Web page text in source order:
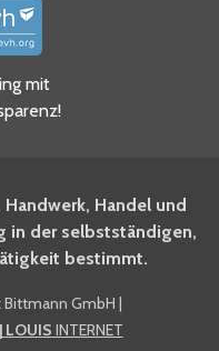
gelesen
Fachwissen
für den
mit
Handel und
in der selbstständigen,
bestimmt.
GmbH |
LOUIS INTERNET